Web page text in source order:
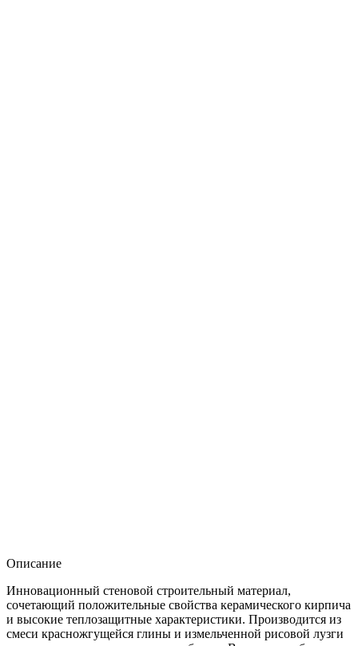
Описание
Инновационный стеновой строительный материал,
сочетающий положительные свойства керамического кирпича
и высокие теплозащитные характеристики. Производится из
смеси красножгущейся глины и измельченной рисовой лузги